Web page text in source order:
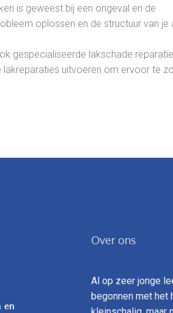
is geweest bij een ongeval en de
oplossen en de structuur van je
gespecialiseerde lakschade
lakreparaties uitvoeren om ervoor te
en
Over ons
Al op zeer jonge
begonnen met het